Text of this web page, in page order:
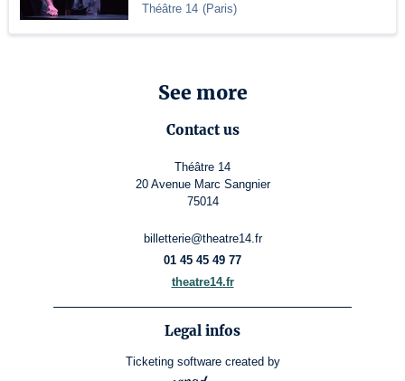
Théâtre 14 (Paris)
See more
Contact us
Théâtre 14
20 Avenue Marc Sangnier
75014
billetterie@theatre14.fr
01 45 45 49 77
theatre14.fr
Legal infos
Ticketing software created by